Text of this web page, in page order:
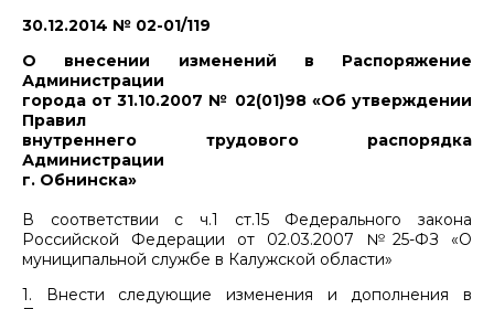
30.12.2014 № 02-01/119
О внесении изменений в Распоряжение
Администрации
города от 31.10.2007 № 02(01)98 «Об утверждении
Правил
внутреннего трудового распорядка
Администрации
г. Обнинска»
В соответствии с ч.1 ст.15 Федерального закона
Российской Федерации от 02.03.2007 №25-ФЗ «О
муниципальной службе в Калужской области»
1. Внести следующие изменения и дополнения в